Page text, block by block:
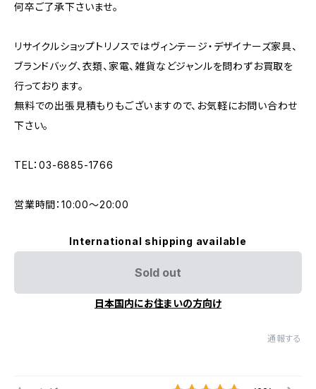
何卒ご了承下さいませ。
リサイクルショップトリノスではヴィンテージ・デザイナーズ家具、
ブランドバッグ、衣類、家電、雑貨などジャンルを問わずお買取を
行っております。
無料での出張見積もりもございますので、お気軽にお問い合わせ
下さい。
TEL：03-6885-1766
営業時間：10:00〜20:00
International shipping available
Sold out
日本国内にお住まいの方向け
通報する